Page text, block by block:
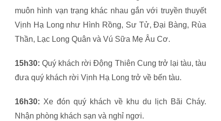
muôn hình vạn trạng khác nhau gắn với truyền thuyết
Vịnh Hạ Long như Hình Rồng, Sư Tử, Đại Bàng, Rùa
Thần, Lạc Long Quân và Vú Sữa Mẹ Âu Cơ.
15h30:Quý khách rời Động Thiên Cung trở lại tàu, tàu
đưa quý khách rời Vịnh Hạ Long trở về bến tàu.
16h30: Xe đón quý khách về khu du lịch Bãi Cháy.
Nhận phòng khách sạn và nghỉ ngơi.